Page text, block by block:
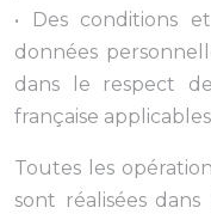
• Des conditions
données
dans le respect
française
Toutes les
sont réalisées